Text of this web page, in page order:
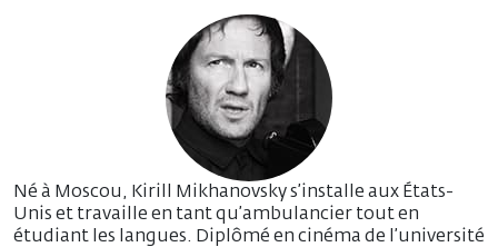
Né à Moscou, Kirill Mikhanovsky s’installe aux États-
Unis et travaille en tant qu’ambulancier tout en
étudiant les langues. Diplômé en cinéma de l’université